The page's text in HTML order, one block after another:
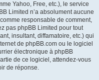
Yahoo, Free, etc.), le service
Limited n’a absolument aucune
responsable de comment,
pas phpBB Limited pour tout
insultant, diffamatoire, etc.) qui
de phpBB.com ou le logiciel
électronique à phpBB
de ce logiciel, attendez-vous
de réponse.